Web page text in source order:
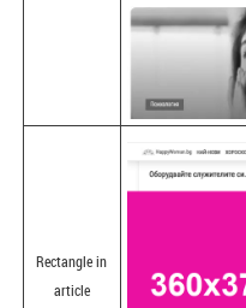
Rectangle in
article